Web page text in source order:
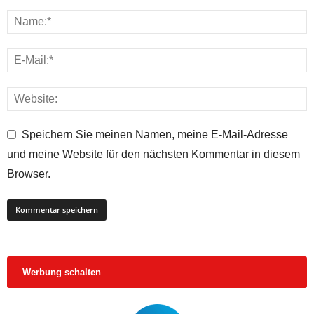
Speichern Sie meinen Namen, meine E-Mail-Adresse
und meine Website für den nächsten Kommentar in diesem
Browser.
Werbung schalten